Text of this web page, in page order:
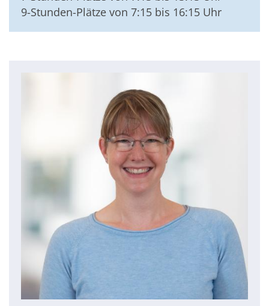
9-Stunden-Plätze von 7:15 bis 16:15 Uhr